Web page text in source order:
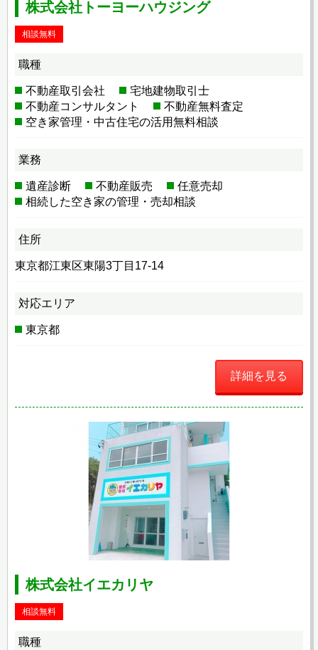
株式会社トーヨーハウジング
相談無料
職種
不動産取引会社
宅地建物取引士
不動産コンサルタント
不動産無料査定
空き家管理・中古住宅の活用無料相談
業務
遺産診断 不動産販売
任意売却
相続した空き家の管理・売却相談
住所
東京都江東区東陽3丁目17-14
対応エリア
東京都
詳細を見る
株式会社イエカリヤ
相談無料
職種